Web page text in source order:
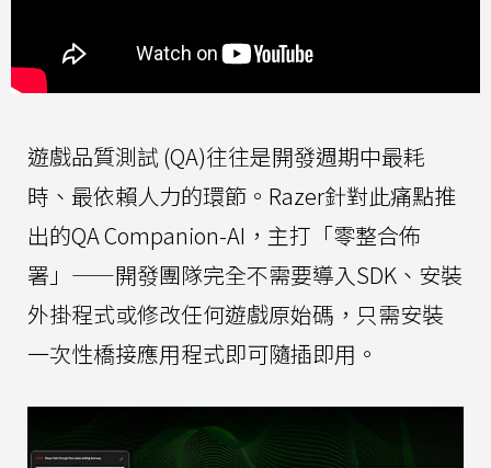
遊戲品質測試 (QA)往往是開發週期中最耗
時、最依賴人力的環節。Razer針對此痛點推
出的QA Companion-AI，主打「零整合佈
署」——開發團隊完全不需要導入SDK、安裝
外掛程式或修改任何遊戲原始碼，只需安裝
一次性橋接應用程式即可隨插即用。